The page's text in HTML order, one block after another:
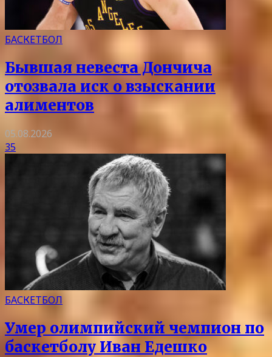
БАСКЕТБОЛ
Бывшая невеста Дончича
отозвала иск о взыскании
алиментов
05.08.2026
35
БАСКЕТБОЛ
Умер олимпийский чемпион по
баскетболу Иван Едешко